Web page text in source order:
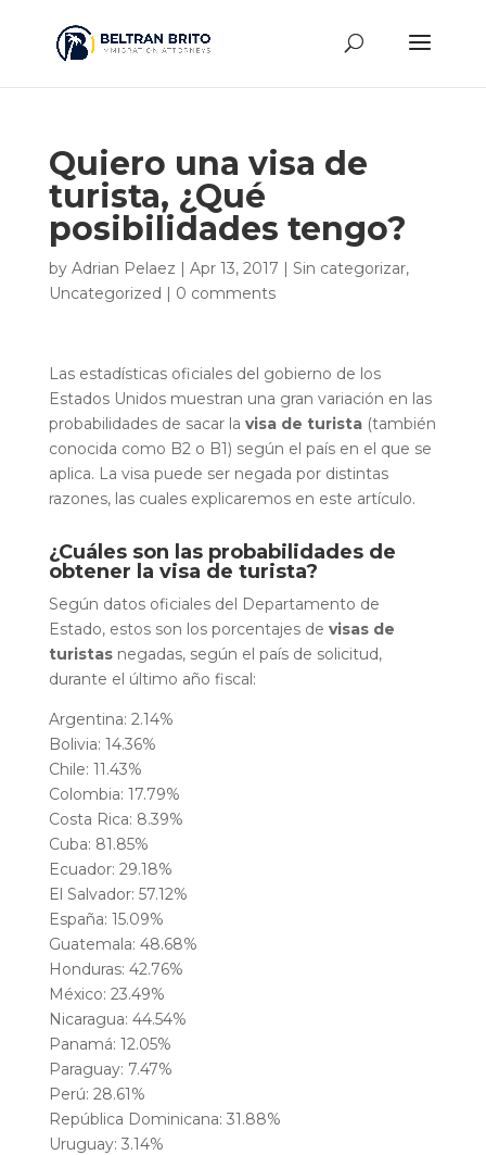
Quiero una visa de
turista, ¿Qué
posibilidades tengo?
by Adrian Pelaez | Apr 13, 2017 | Sin categorizar,
Uncategorized | 0 comments
Las estadísticas oficiales del gobierno de los
Estados Unidos muestran una gran variación en las
probabilidades de sacar la visa de turista(también
conocida como B2 o B1) según el país en el que se
aplica. La visa puede ser negada por distintas
razones, las cuales explicaremos en este artículo.
¿Cuáles son las probabilidades de
obtener la visa de turista?
Según datos oficiales del Departamento de
Estado, estos son los porcentajes de visas de
turistasnegadas, según el país de solicitud,
durante el último año fiscal:
Argentina: 2.14%
Bolivia: 14.36%
Chile: 11.43%
Colombia: 17.79%
Costa Rica: 8.39%
Cuba: 81.85%
Ecuador: 29.18%
El Salvador: 57.12%
España: 15.09%
Guatemala: 48.68%
Honduras: 42.76%
México: 23.49%
Nicaragua: 44.54%
Panamá: 12.05%
Paraguay: 7.47%
Perú: 28.61%
República Dominicana: 31.88%
Uruguay: 3.14%